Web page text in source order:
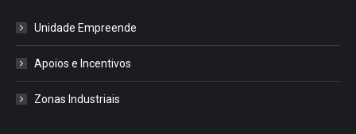
Unidade Empreende
Apoios e Incentivos
Zonas Industriais